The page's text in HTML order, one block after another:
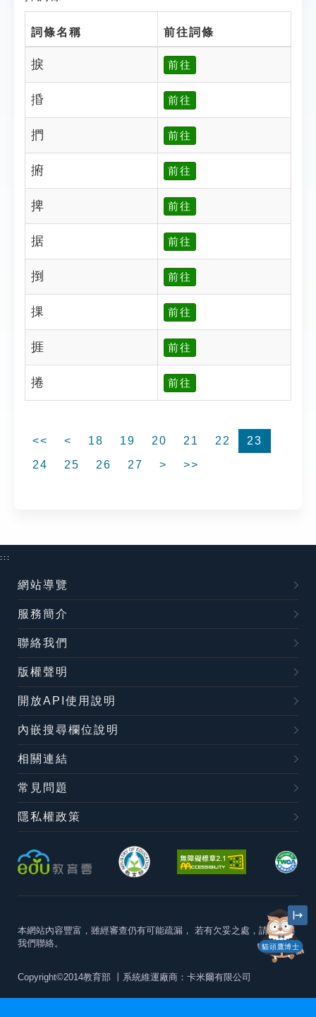
詞條名稱 前往詞條
捩 前往
捪 前往
捫 前往
捬 前往
捭 前往
据 前往
捯 前往
捰 前往
捱 前往
捲 前往
<< < 18 19 20 21 22
23
24
25 26 27 > >>
貓頭鷹博士
:::
網站導覽
服務簡介
聯絡我們
版權聲明
開放API使用說明
內嵌搜尋欄位說明
相關連結
常見問題
隱私權政策
本網站內容豐富，雖經審查仍有可能疏漏， 若有欠妥之處，請隨時與
我們聯絡。
Copyright©2014教育部 丨系統維運廠商：卡米爾有限公司